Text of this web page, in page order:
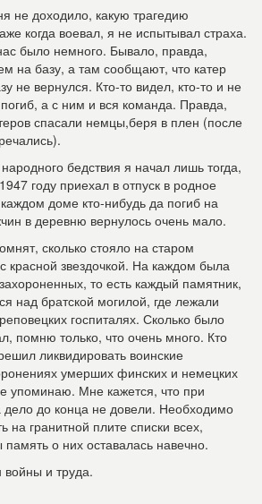
не доходило, какую трагедию
когда воевал, я не испытывал страха.
было немного. Бывало, правда,
на базу, а там сообщают, что катер
не вернулся. Кто-то видел, кто-то и не
погиб, а с ним и вся команда. Правда,
спасали немцы,беря в плен (после
бедствия я начал лишь тогда,
году приехал в отпуск в родное
доме кто-нибудь да погиб на
в деревню вернулось очень мало.
сколько стояло на старом
красной звездочкой. На каждом была
то есть каждый памятник,
над братской могилой, где лежали
госпиталях. Сколько было
помню только, что очень много. Кто
ликвидировать воинские
умерших финских и немецких
упоминаю. Мне кажется, что при
до конца не довели. Необходимо
на гранитной плите списки всех,
о них оставалась навечно.
и труда.